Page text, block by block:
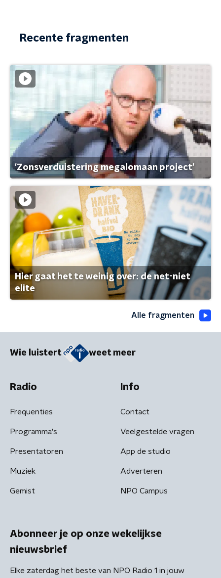
Recente fragmenten
'Zonsverduistering megalomaan project'
Hier gaat het te weinig over: de net-niet
elite
Alle fragmenten
Wie luistert weet meer
Radio
Frequenties
Programma's
Presentatoren
Muziek
Gemist
Info
Contact
Veelgestelde vragen
App de studio
Adverteren
NPO Campus
Abonneer je op onze wekelijkse
nieuwsbrief
Elke zaterdag het beste van NPO Radio 1 in jouw